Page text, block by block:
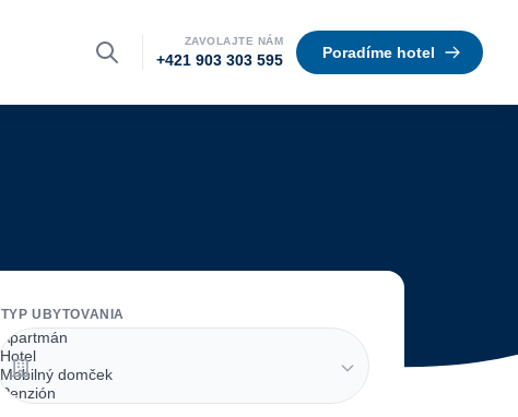
ZAVOLAJTE NÁM
+421 903 303 595 Poradíme hotel
TYP UBYTOVANIA